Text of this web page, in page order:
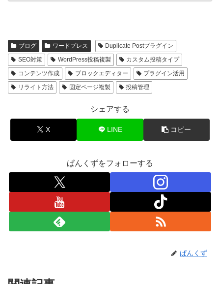
ブログ ワードプレス
Duplicate Postプラグイン
SEO対策
WordPress投稿複製
カスタム投稿タイプ
コンテンツ作成
ブロックエディター
プラグイン活用
リライト方法
固定ページ複製 投稿管理
シェアする
X LINE コピー
ぱんくずをフォローする
ぱんくず